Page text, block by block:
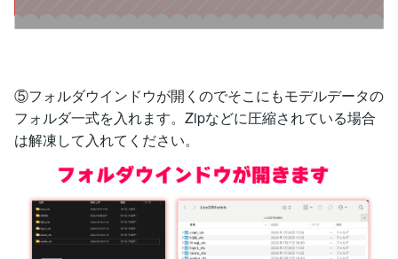
⑤フォルダウインドウが開くのでそこにもモデルデータの
フォルダ一式を入れます。Zipなどに圧縮されている場合
は解凍して入れてください。